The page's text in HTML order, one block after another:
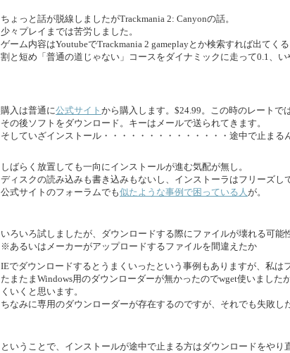
ちょっと話が脱線しましたがTrackmania 2: Canyonの話。
少々プレイまでは苦労しました。
ゲーム内容はYoutubeでTrackmania 2 gameplayとか検索すれば出てくる
割と短め「普通の道じゃない」コースをダイナミックに走って0.1、い
購入は普通に公式サイト から購入します。$24.99。この時のレートで
その後ソフトをダウンロード。キーはメールで送られてきます。
そしていざインストール・・・・・・・・・・・・・・途中で止まる
しばらく放置しても一向にインストールが進む気配が無し。
ディスクの読み込みも書き込みもないし、インストーラはフリーズし
公式サイトのフォーラムでも似たような事例で困っている人 が。
いろいろ試しましたが、ダウンロードする際にファイルが壊れる可能
※あるいはメーカーがアップロードするファイルを間違えたか
IEでダウンロードするとうまくいったという事例もありますが、私は
たまたまWindows用のダウンローダーが無かったのでwget使いました
くいくと思います。
ちなみに専用のダウンローダーが存在するのですが、それでも失敗し
ということで、インストールが途中で止まる方はダウンロードをやり